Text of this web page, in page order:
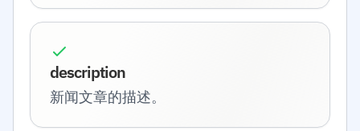
description
新闻文章的描述。